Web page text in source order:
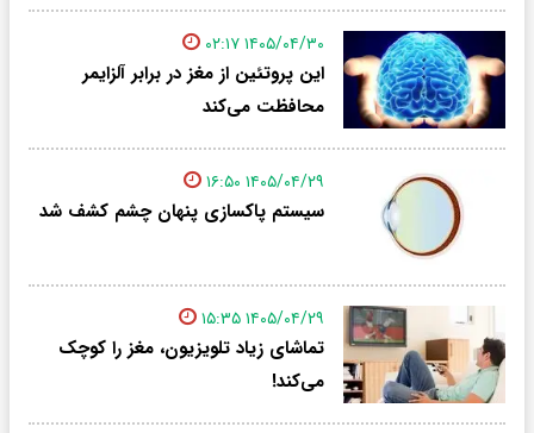
۱۴۰۵/۰۴/۳۰ ۰۲:۱۷
این پروتئین از مغز در برابر آلزایمر
محافظت می‌کند
۱۴۰۵/۰۴/۲۹ ۱۶:۵۰
سیستم پاکسازی پنهان چشم کشف شد
۱۴۰۵/۰۴/۲۹ ۱۵:۳۵
تماشای زیاد تلویزیون، مغز را کوچک
می‌کند!